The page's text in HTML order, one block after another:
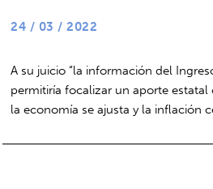
24 / 03 / 2022
A su juicio “la información del
permitiría focalizar un aporte
la economía se ajusta y la inflación